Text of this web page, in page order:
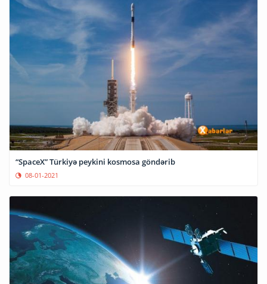
“SpaceX” Türkiyə peykini kosmosa göndərib
08-01-2021